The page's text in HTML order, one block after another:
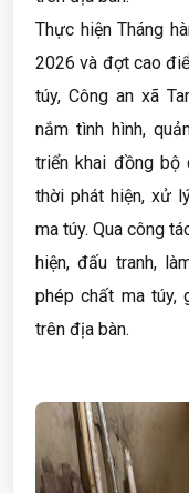
Thực hiện Tháng
2026 và đợt cao
túy, Công an xã
nắm tình hình,
triển khai đồng bộ
thời phát hiện, xử
ma túy. Qua công
hiện, đấu tranh,
phép chất ma túy,
trên địa bàn.